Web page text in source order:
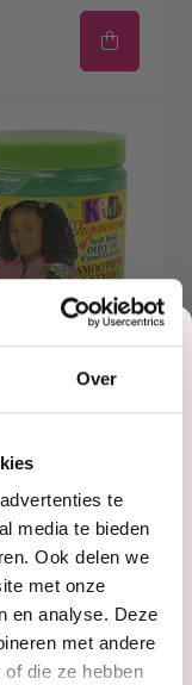
Over
te
media te bieden
Ook delen we
met onze
en analyse. Deze
met andere
die ze hebben
Best Kids
Smoothing